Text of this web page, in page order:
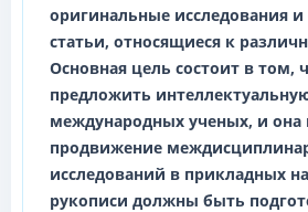
оригинальные исследования
статьи, относящиеся к
Основная цель состоит в том,
предложить
международных ученых, и она
продвижение
исследований в прикладных
рукописи должны быть